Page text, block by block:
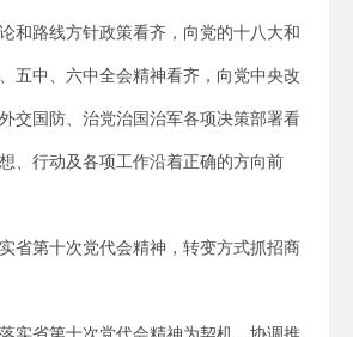
和路线方针政策看齐，向党的十八大和
五中、六中全会精神看齐，向党中央改
交国防、治党治国治军各项决策部署看
、行动及各项工作沿着正确的方向前
实省第十次党代会精神，转变方式抓招商